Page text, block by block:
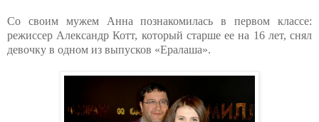
Со своим мужем Анна познакомилась в первом классе:
режиссер Александр Котт, который старше ее на 16 лет, снял
девочку в одном из выпусков «Ералаша».